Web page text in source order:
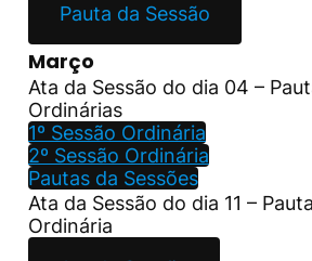
Pauta da Sessão
Março
Ata da Sessão do dia 04 –
Ordinárias
1º Sessão Ordinária
2º Sessão Ordinária
Pautas da Sessões
Ata da Sessão do dia 11 –
Ordinária